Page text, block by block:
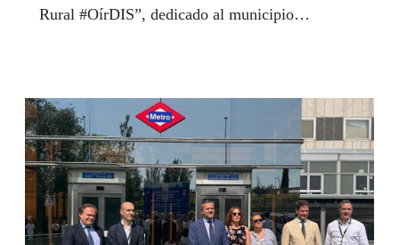
Rural #OírDIS”, dedicado al municipio